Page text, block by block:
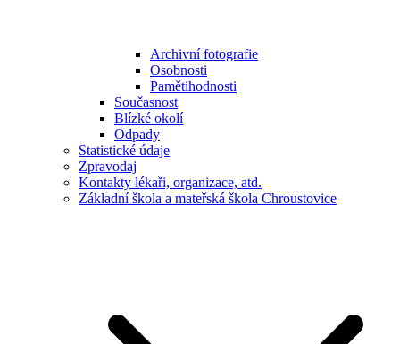
Archivní fotografie
Osobnosti
Pamětihodnosti
Současnost
Blízké okolí
Odpady
Statistické údaje
Zpravodaj
Kontakty lékaři, organizace, atd.
Základní škola a mateřská škola Chroustovice